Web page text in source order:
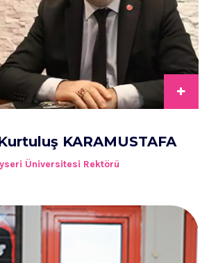
+
KARAMUSTAFA
Üniversitesi Rektörü